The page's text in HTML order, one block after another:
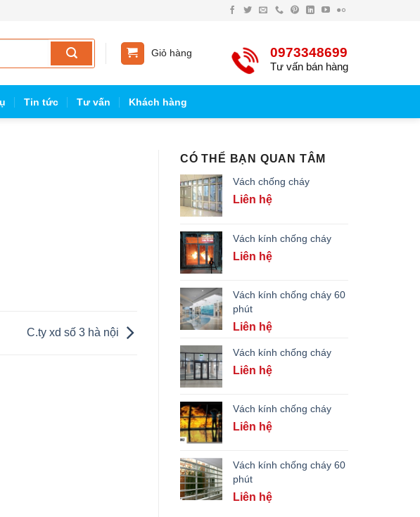
Giỏ hàng 0973348699
Tư vấn bán hàng
Tin tức Tư vấn Khách hàng
C.ty xd số 3 hà nội
CÓ THỂ BẠN QUAN TÂM
Vách chống cháy
Liên hệ
Vách kính chống cháy
Liên hệ
Vách kính chống cháy 60
phút
Liên hệ
Vách kính chống cháy
Liên hệ
Vách kính chống cháy
Liên hệ
Vách kính chống cháy 60
phút
Liên hệ